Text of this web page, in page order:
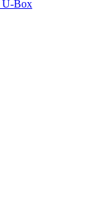
U-Box